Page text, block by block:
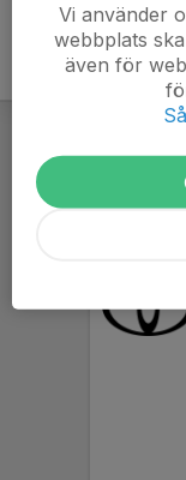
Vi använder
webbplats
även för